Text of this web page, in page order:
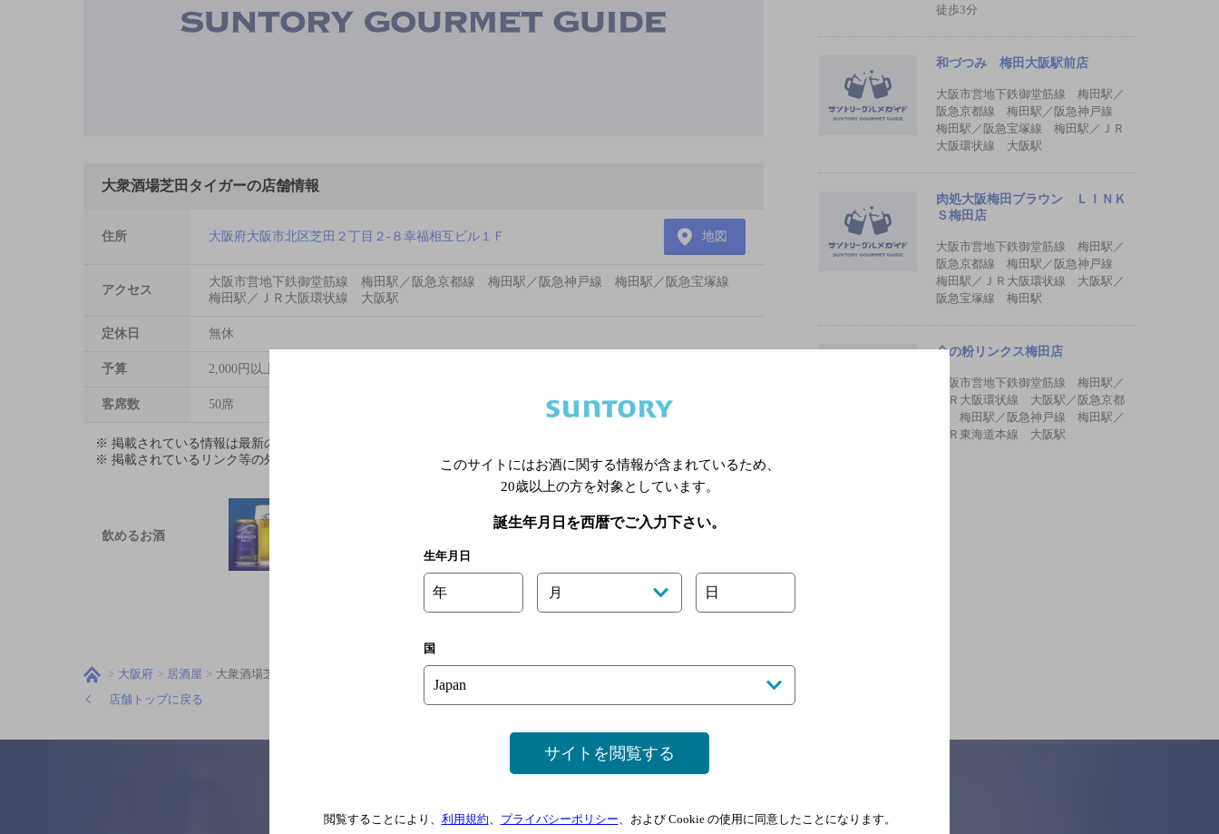
大衆酒場芝田タイガーの店舗情報
住所 大阪府大阪市北区芝田２丁目２-８幸福相互ビル１Ｆ 地図
アクセス
大阪市営地下鉄御堂筋線 梅田駅／阪急京都線 梅田駅／阪急神戸線 梅田駅／阪急宝塚線
梅田駅／ＪＲ大阪環状線 大阪駅
定休日 無休
予算 2,000円以上～3,000円未満
客席数 50席
※ 掲載されている情報は最新の内容と異なる場合があります。詳しくはお店にお問い合わせください。
※ 掲載されているリンク等の外部コンテンツはお客様のご判断でご利用ください。
飲めるお酒
徒歩3分
和づつみ 梅田大阪駅前店
大阪市営地下鉄御堂筋線 梅田駅／
阪急京都線 梅田駅／阪急神戸線
梅田駅／阪急宝塚線 梅田駅／ＪＲ
大阪環状線 大阪駅
肉処大阪梅田ブラウン ＬＩＮＫ
Ｓ梅田店
大阪市営地下鉄御堂筋線 梅田駅／
阪急京都線 梅田駅／阪急神戸線
梅田駅／ＪＲ大阪環状線 大阪駅／
阪急宝塚線 梅田駅
金の粉リンクス梅田店
大阪市営地下鉄御堂筋線 梅田駅／
ＪＲ大阪環状線 大阪駅／阪急京都
線 梅田駅／阪急神戸線 梅田駅／
ＪＲ東海道本線 大阪駅
大阪府 居酒屋
大衆酒場芝田タイガー
店舗トップに戻る
このサイトにはお酒に関する情報が含まれているため、
20歳以上の方を対象としています。
誕生年月日を西暦でご入力下さい。
生年月日
年 月 日
国
サイトを閲覧する
閲覧することにより、 利用規約 プライバシーポリシー 、および Cookie の使用に同意したことになります。